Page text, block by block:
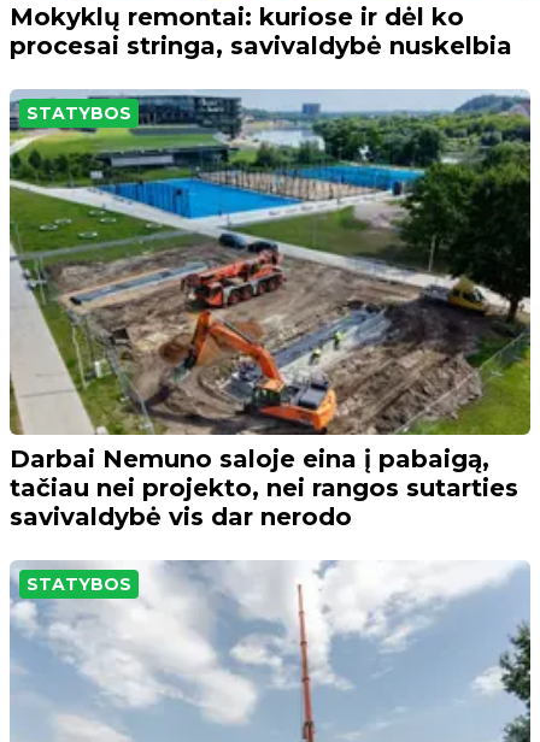
Mokyklų remontai: kuriose ir dėl ko
procesai stringa, savivaldybė nuskelbia
STATYBOS
Darbai Nemuno saloje eina į pabaigą,
tačiau nei projekto, nei rangos sutarties
savivaldybė vis dar nerodo
STATYBOS